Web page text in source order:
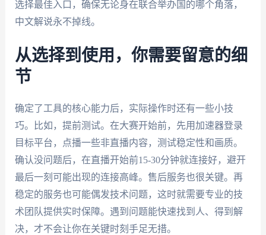
选择最佳入口，确保无论身在联合举办国的哪个角落，
中文解说永不掉线。
从选择到使用，你需要留意的细
节
确定了工具的核心能力后，实际操作时还有一些小技
巧。比如，提前测试。在大赛开始前，先用加速器登录
目标平台，点播一些非直播内容，测试稳定性和画质。
确认没问题后，在直播开始前15-30分钟就连接好，避开
最后一刻可能出现的连接高峰。售后服务也很关键。再
稳定的服务也可能偶发技术问题，这时就需要专业的技
术团队提供实时保障。遇到问题能快速找到人、得到解
决，才不会让你在关键时刻手足无措。